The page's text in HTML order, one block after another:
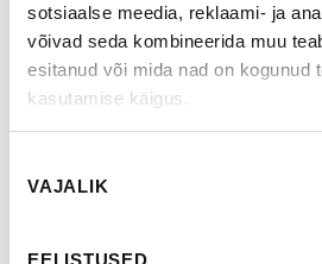
sotsiaalse meedia, reklaami- ja
võivad seda kombineerida muu
esitanud või mida nad on kogunud
kasutamise käigus.
valik
VAJALIK
EELISTUSED
ROHKEM
LEIA EDASIMÜÜJA